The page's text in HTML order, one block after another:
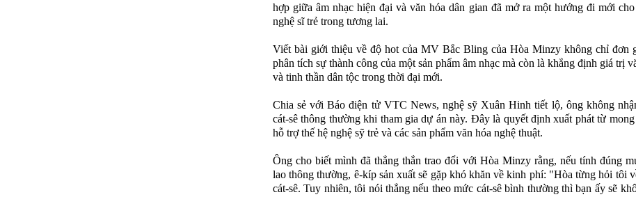
hợp giữa âm nhạc hiện đại và văn hóa dân gian đã mở ra một hướng đi mới
nghệ sĩ trẻ trong tương lai.
Viết bài giới thiệu về độ hot của MV Bắc Bling của Hòa Minzy không chỉ đơn
phân tích sự thành công của một sản phẩm âm nhạc mà còn là khẳng định giá trị
và tinh thần dân tộc trong thời đại mới.
Chia sẻ với Báo điện tử VTC News, nghệ sỹ Xuân Hinh tiết lộ, ông không
cát-sê thông thường khi tham gia dự án này. Đây là quyết định xuất phát từ mong
hỗ trợ thế hệ nghệ sỹ trẻ và các sản phẩm văn hóa nghệ thuật.
Ông cho biết mình đã thẳng thắn trao đổi với Hòa Minzy rằng, nếu tính đúng
lao thông thường, ê-kíp sản xuất sẽ gặp khó khăn về kinh phí: "Hòa từng hỏi tôi
cát-sê. Tuy nhiên, tôi nói thẳng nếu theo mức cát-sê bình thường thì bạn ấy sẽ